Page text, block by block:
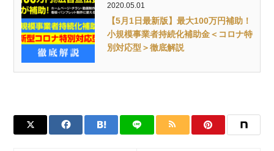
2020.05.01
【5月1日最新版】最大100万円補助！
小規模事業者持続化補助金＜コロナ特
別対応型＞徹底解説